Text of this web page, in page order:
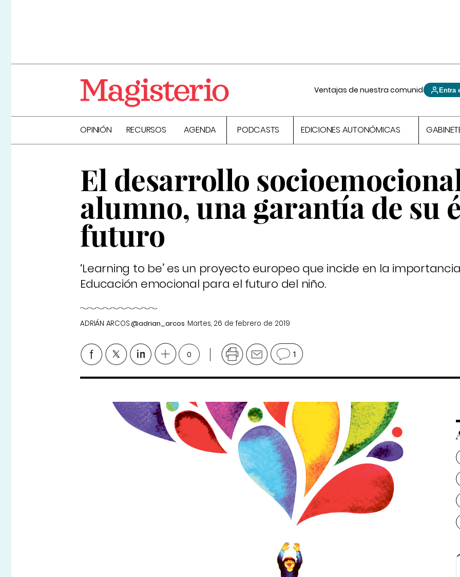
Ventajas de nuestra comunidad Entra
OPINIÓN RECURSOS AGENDA PODCASTS EDICIONES AUTONÓMICAS
El desarrollo
alumno, una garantía de su
futuro
‘Learning to be’ es un proyecto europeo que incide en la
Educación emocional para el futuro del niño.
ADRIÁN ARCOS@adrian_arcos Martes, 26 de febrero de 2019
0 1